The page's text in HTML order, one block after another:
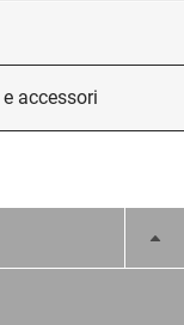
accessori